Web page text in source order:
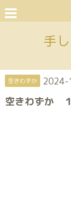
手
空きわずか 2024-
空きわずか